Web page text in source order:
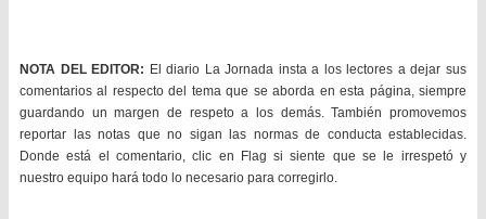
NOTA DEL EDITOR: El diario La Jornada insta a los lectores a dejar sus
comentarios al respecto del tema que se aborda en esta página, siempre
guardando un margen de respeto a los demás. También promovemos
reportar las notas que no sigan las normas de conducta establecidas.
Donde está el comentario, clic en Flag si siente que se le irrespetó y
nuestro equipo hará todo lo necesario para corregirlo.